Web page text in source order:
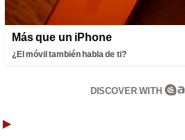
Más que un iPhone
¿El móvil también habla de ti?
DISCOVER WITH